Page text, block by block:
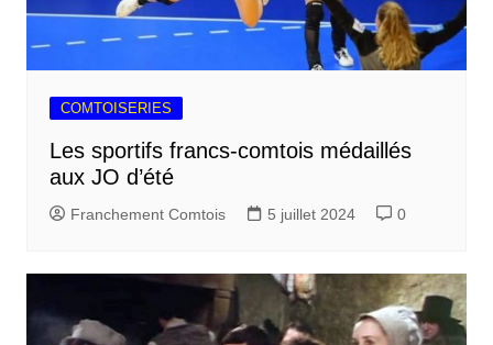
COMTOISERIES
Les sportifs francs-comtois médaillés
aux JO d’été
Franchement Comtois 5 juillet 2024 0